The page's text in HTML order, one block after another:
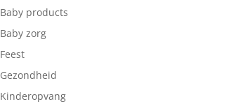
Baby products
Baby zorg
Feest
Gezondheid
Kinderopvang